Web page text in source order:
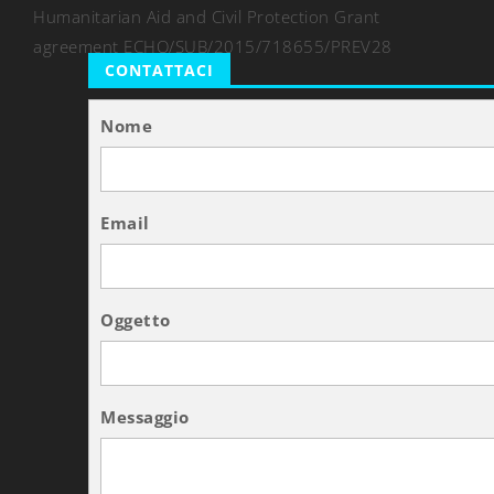
Humanitarian Aid and Civil Protection Grant
agreement ECHO/SUB/2015/718655/PREV28
CONTATTACI
Nome
Email
Oggetto
Messaggio